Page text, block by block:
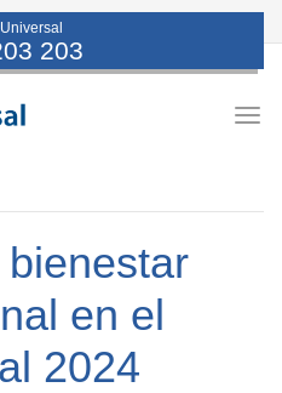
203
en el
2024